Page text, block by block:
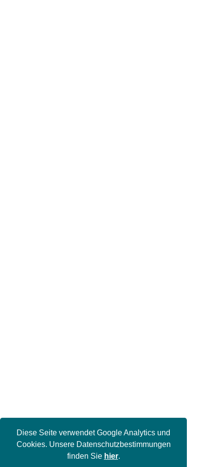
Diese Seite verwendet Google Analytics und
Cookies. Unsere Datenschutzbestimmungen
finden Sie hier.